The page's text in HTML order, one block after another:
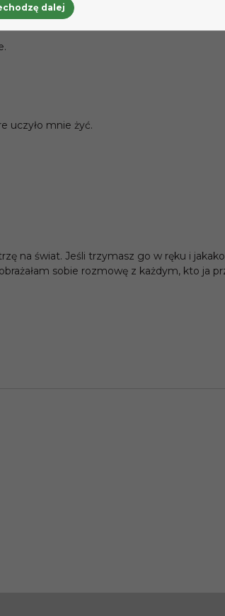
uczyło mnie żyć.
na świat. Jeśli trzymasz go w ręku i
sobie rozmowę z każdym, kto ja
dalej